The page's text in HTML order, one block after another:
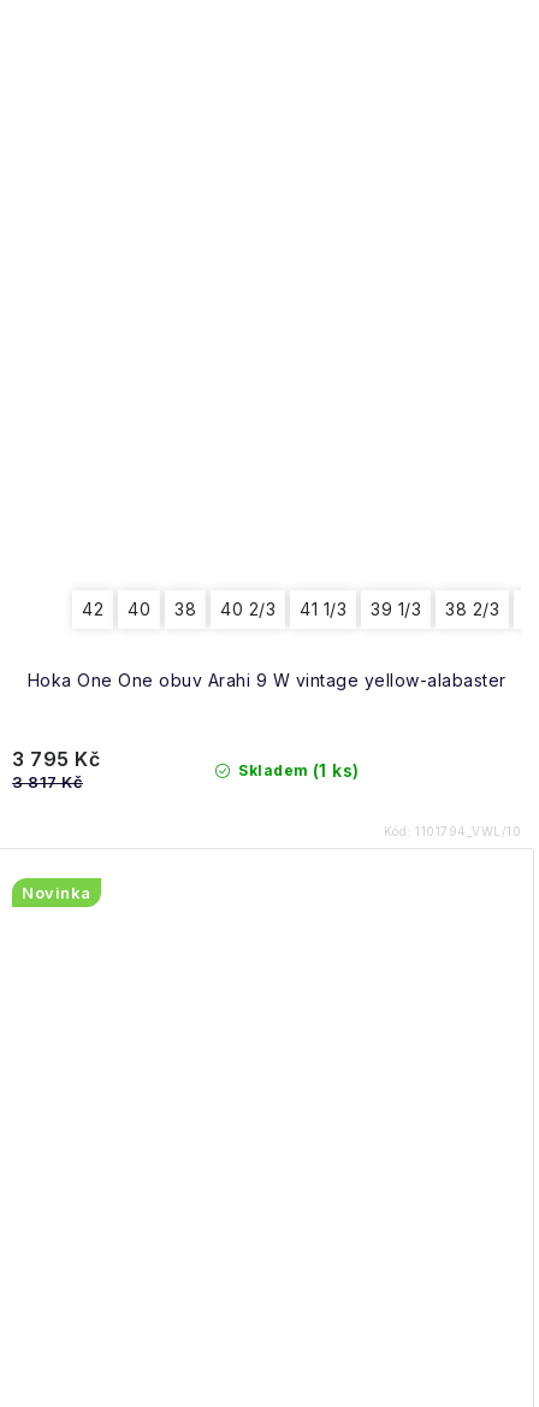
Hoka One One obuv Arahi 9 W vintage yellow-alabaster
42 40 38 40 2/3 41 1/3 39 1/3 38 2/3
Skladem (1 ks)
3 795 Kč
3 817 Kč
Kód: 1101794_VWL/10
Novinka